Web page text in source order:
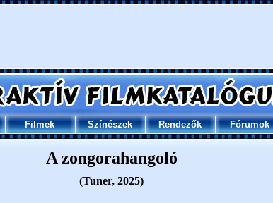
Filmek Színészek Rendezők Fórumok
A zongorahangoló
(Tuner, 2025)